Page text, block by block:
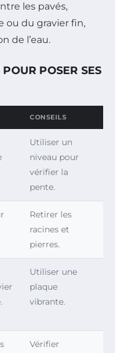
les pavés,
ou du gravier fin,
de l’eau.
POSER SES
CONSEILS
Utiliser un
niveau pour
vérifier la
pente.
Retirer les
racines et
pierres.
Utiliser une
plaque
vibrante.
Vérifier